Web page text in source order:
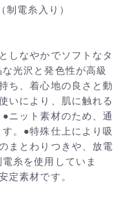
電糸入り）
しなやかでソフトなタ
光沢と発色性が高級
ち、着心地の良さと動
いにより、肌に触れる
ニット素材のため、通
。●特殊仕上により吸
まとわりつきや、放電
糸を使用していま
定素材です。